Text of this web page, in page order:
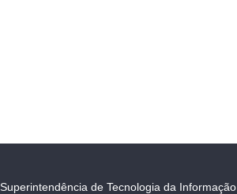
Superintendência de Tecnologia da Informação